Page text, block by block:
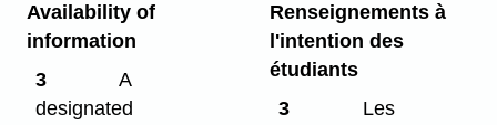
Availability of
information
3
A
designated
Renseignements à
l'intention des
étudiants
3
Les